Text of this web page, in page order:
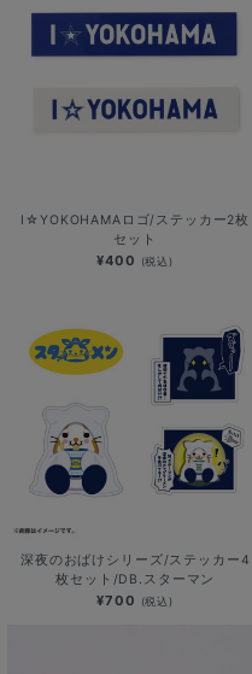
I☆YOKOHAMAロゴ/ステッカー2枚
セット
¥400 (税込)
深夜のおばけシリーズ/ステッカー4
枚セット/DB.スターマン
¥700 (税込)